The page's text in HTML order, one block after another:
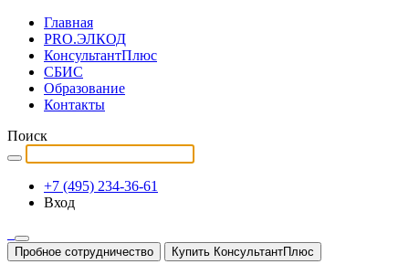
Главная
PRO.ЭЛКОД
КонсультантПлюс
СБИС
Образование
Контакты
Поиск
+7 (495) 234-36-61
Вход
Пробное сотрудничество Купить КонсультантПлюс